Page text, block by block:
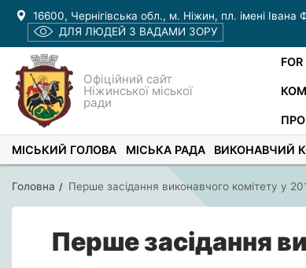
16600, Чернігівська обл., м. Ніжин, пл. імені Івана
ДЛЯ ЛЮДЕЙ З ВАДАМИ ЗОРУ
Офіційний сайт
Ніжинської міської
ради
МІСЬКИЙ ГОЛОВА МІСЬКА РАДА ВИКОНАВЧИЙ
Головна Перше засідання виконавчого комітету у
Перше засідання